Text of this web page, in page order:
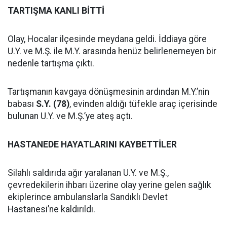
TARTIŞMA KANLI BİTTİ
Olay, Hocalar ilçesinde meydana geldi. İddiaya göre
U.Y. ve M.Ş. ile M.Y. arasında henüz belirlenemeyen bir
nedenle tartışma çıktı.
Tartışmanın kavgaya dönüşmesinin ardından M.Y.’nin
babası S.Y. (78), evinden aldığı tüfekle araç içerisinde
bulunan U.Y. ve M.Ş.’ye ateş açtı.
HASTANEDE HAYATLARINI KAYBETTİLER
Silahlı saldırıda ağır yaralanan U.Y. ve M.Ş.,
çevredekilerin ihbarı üzerine olay yerine gelen sağlık
ekiplerince ambulanslarla Sandıklı Devlet
Hastanesi’ne kaldırıldı.